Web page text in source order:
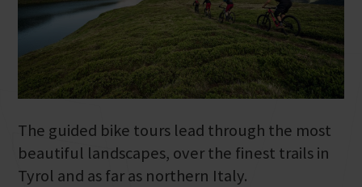
The guided bike tours lead through the most
beautiful landscapes, over the finest trails in
Tyrol and as far as northern Italy.